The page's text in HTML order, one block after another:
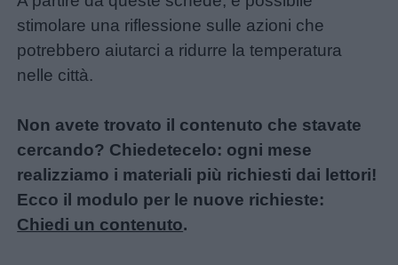
stimolare una riflessione sulle azioni che
potrebbero aiutarci a ridurre la temperatura
nelle città.
Non avete trovato il contenuto che stavate
cercando? Chiedetecelo: ogni mese
realizziamo i materiali più richiesti dai lettori!
Ecco il modulo per le nuove richieste:
Chiedi un contenuto.